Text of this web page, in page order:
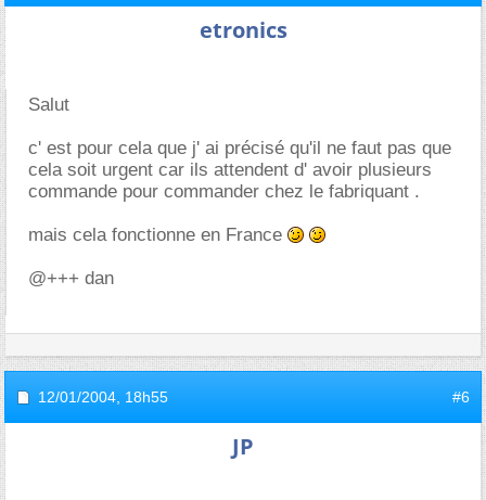
etronics
Salut
c' est pour cela que j' ai précisé qu'il ne faut pas que
cela soit urgent car ils attendent d' avoir plusieurs
commande pour commander chez le fabriquant .
mais cela fonctionne en France
@+++ dan
12/01/2004, 18h55 #6
JP